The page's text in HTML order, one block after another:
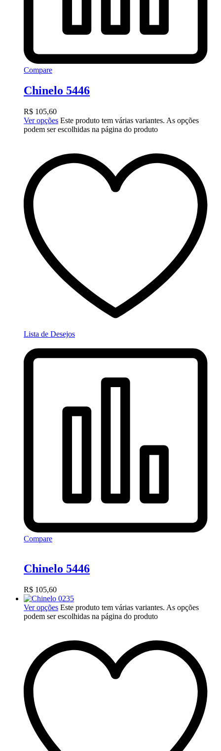
Compare
Chinelo 5446
R$ 105,60
Ver opções Este produto tem várias variantes. As opções
podem ser escolhidas na página do produto
Lista de Desejos
Compare
Chinelo 5446
R$ 105,60
Ver opções Este produto tem várias variantes. As opções
podem ser escolhidas na página do produto